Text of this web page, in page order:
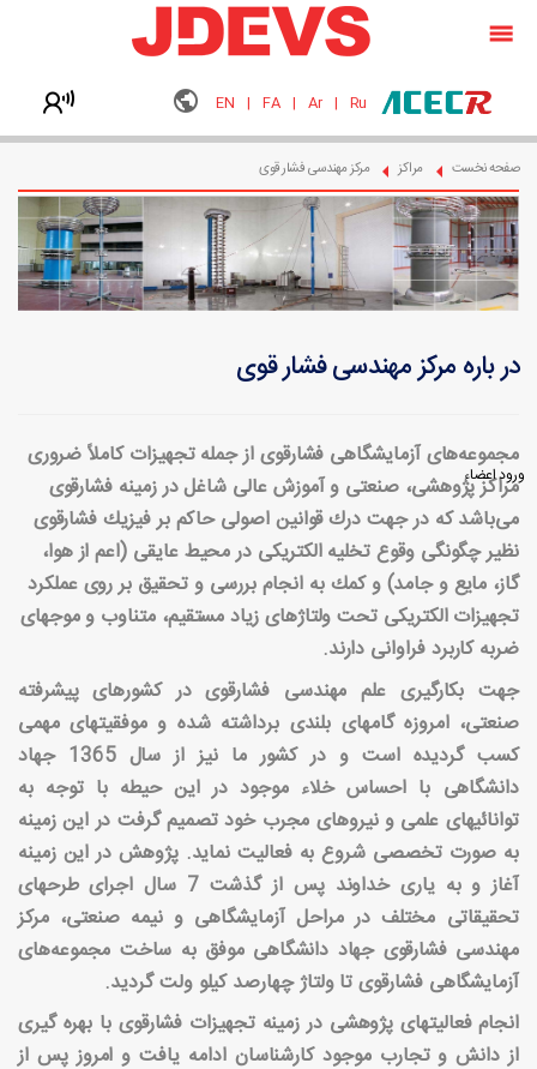
صفحه نخست
ورود اعضاء
EN | FA | Ar | Ru
صفحه نخست مراکز مرکز مهندسی فشار قوی
در باره مرکز مهندسی فشار قوی
مجموعه‌های آزمایشگاهی فشارقوی از جمله تجهیزات كاملاً ضروری
مراكز پژوهشی، صنعتی و آموزش عالی شاغل در زمینه فشارقوی
می‌باشد كه در جهت درك قوانین اصولی حاكم بر فیزیك فشارقوی
نظیر چگونگی وقوع تخلیه الكتریكی در محیط عایقی (اعم از هوا،
گاز، مایع و جامد) و كمك به انجام بررسی و تحقیق بر روی عملكرد
تجهیزات الكتریكی تحت ولتاژهای زیاد مستقیم، متناوب و موجهای
ضربه كاربرد فراوانی دارند.
جهت بكارگیری علم مهندسی فشارقوی در كشورهای پیشرفته
صنعتی، امروزه گامهای بلندی برداشته شده و موفقیتهای مهمی
كسب گردیده است و در كشور ما نیز از سال 1365 جهاد
دانشگاهی با احساس خلاء موجود در این حیطه با توجه به
توانائیهای علمی و نیروهای مجرب خود تصمیم گرفت در این زمینه
به صورت تخصصی شروع به فعالیت نماید. پژوهش در این زمینه
آغاز و به یاری خداوند پس از گذشت 7 سال اجرای طرحهای
تحقیقاتی مختلف در مراحل آزمایشگاهی و نیمه صنعتی، مركز
مهندسی فشارقوی جهاد دانشگاهی موفق به ساخت مجموعه‌های
آزمایشگاهی فشارقوی تا ولتاژ چهارصد كیلو ولت گردید.
انجام فعالیتهای پژوهشی در زمینه تجهیزات فشارقوی با بهره گیری
از دانش و تجارب موجود كارشناسان ادامه یافت و امروز پس از